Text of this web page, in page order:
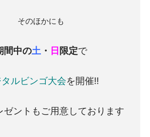
そのほかにも
間中の土 ・ 日 限定で
ルビンゴ大会を開催!!
ゼントもご用意しております